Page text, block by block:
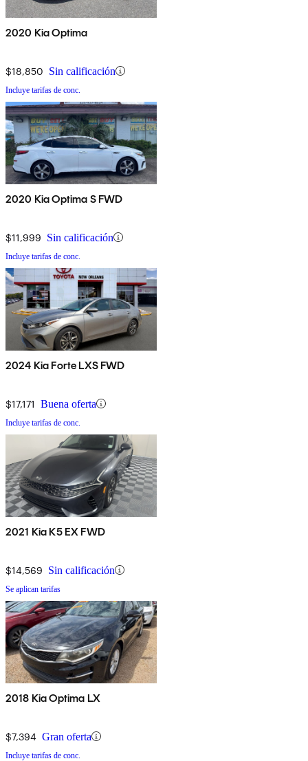
2020 Kia Optima
$18,850 Sin calificación
Incluye tarifas de conc.
2020 Kia Optima S FWD
$11,999 Sin calificación
Incluye tarifas de conc.
2024 Kia Forte LXS FWD
$17,171 Buena oferta
Incluye tarifas de conc.
2021 Kia K5 EX FWD
$14,569 Sin calificación
Se aplican tarifas
2018 Kia Optima LX
$7,394 Gran oferta
Incluye tarifas de conc.